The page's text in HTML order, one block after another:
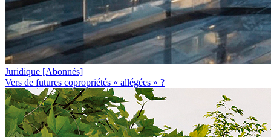
Juridique [Abonnés]
Vers de futures copropriétés « allégées » ?